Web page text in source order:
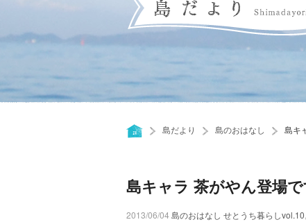
島だより 島のおはなし 島キ
島キャラ 茶がやん登場で
2013/06/04 島のおはなし せとうち暮らしvol.10